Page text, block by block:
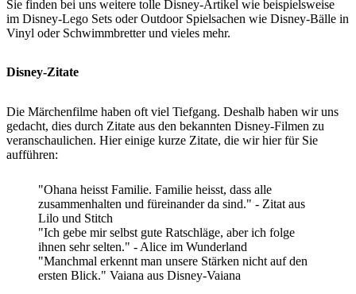
Sie finden bei uns weitere tolle Disney-Artikel wie beispielsweise
im Disney-Lego Sets oder Outdoor Spielsachen wie Disney-Bälle in
Vinyl oder Schwimmbretter und vieles mehr.
Disney-Zitate
Die Märchenfilme haben oft viel Tiefgang. Deshalb haben wir uns
gedacht, dies durch Zitate aus den bekannten Disney-Filmen zu
veranschaulichen. Hier einige kurze Zitate, die wir hier für Sie
aufführen:
"Ohana heisst Familie. Familie heisst, dass alle
zusammenhalten und füreinander da sind." - Zitat aus
Lilo und Stitch
"Ich gebe mir selbst gute Ratschläge, aber ich folge
ihnen sehr selten." - Alice im Wunderland
"Manchmal erkennt man unsere Stärken nicht auf den
ersten Blick." Vaiana aus Disney-Vaiana